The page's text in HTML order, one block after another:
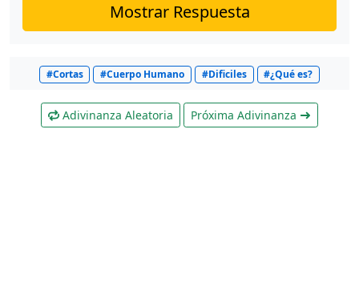
Mostrar Respuesta
#Cortas #Cuerpo Humano #Dificiles #¿Qué es?
Adivinanza Aleatoria Próxima Adivinanza